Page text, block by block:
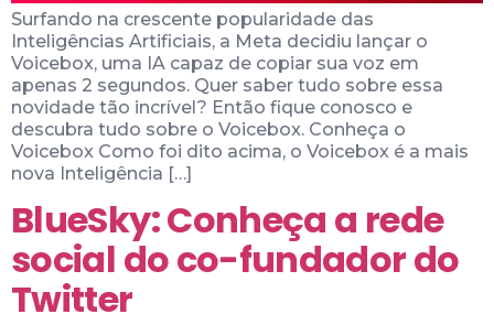
Surfando na crescente popularidade das
Inteligências Artificiais, a Meta decidiu lançar o
Voicebox, uma IA capaz de copiar sua voz em
apenas 2 segundos. Quer saber tudo sobre essa
novidade tão incrível? Então fique conosco e
descubra tudo sobre o Voicebox. Conheça o
Voicebox Como foi dito acima, o Voicebox é a mais
nova Inteligência […]
BlueSky: Conheça a rede
social do co-fundador do
Twitter